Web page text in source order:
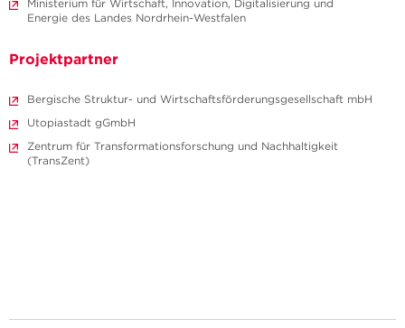
Ministerium für Wirtschaft, Innovation, Digitalisierung und
Energie des Landes Nordrhein-Westfalen
Projektpartner
Bergische Struktur- und Wirtschaftsförderungsgesellschaft mbH
Utopiastadt gGmbH
Zentrum für Transformationsforschung und Nachhaltigkeit
(TransZent)